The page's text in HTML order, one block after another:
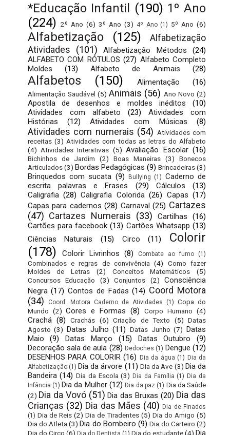
*Educação Infantil (190) 1º Ano
(224) 2º Ano (6) 3º Ano (3) 4º Ano (1) 5º Ano (6)
Alfabetização (125)
Alfabetização
Atividades
(101) Alfabetização Métodos
(24)
ALFABETO COM RÓTULOS (27) Alfabeto Completo
Moldes
(13) Alfabeto de Animais (28)
Alfabetos (150) Alimentação (16)
Alimentação Saudável (5) Animais (56) Ano Novo (2)
Apostila de desenhos e moldes inéditos
(10)
Atividades com alfabeto
(23)
Atividades com
Histórias
(12) Atividades com Músicas (8)
Atividades com numerais (54) Atividades com
receitas (3) Atividades com todas as letras do Alfabeto
(4) Atividades Interativas (5) Avaliação Escolar (16)
Bichinhos de Jardim (2) Boas Maneiras (3)
Bonecos
Articulados (3) Bordas Pedagógicas (9) Brincadeiras(3)
Brinquedos com sucata (9) Bullying (1) Caderno de
escrita palavras e Frases
(29) Cálculos
(13)
Caligrafia (28) Caligrafia Colorida (26) Capas (17)
Capas para cadernos (28) Carnaval (25) Cartazes
(47) Cartazes Numerais (33) Cartilhas
(16)
Cartões para facebook (13) Cartões Whatsapp (13)
Ciências Naturais
(15) Circo (11)
Colorir
(178)
Colorir Livrinhos (8) Combate ao fumo (1)
Combinados e regras de convivência (4)
Como fazer
Moldes de Letras
(2) Conceitos Matemáticos
(5)
Concursos Educação
(3) Conjuntos (2)
Consciência
Negra (17) Contos de Fadas (14) Coord Motora
(34)
Coord. Motora Caderno de Atividades (1) Copa do
Mundo (2) Cores e Formas (8) Corpo Humano (4)
Crachá (8) Crachás (6) Criação de Texto (5) Datas
Agosto (3) Datas Julho (11) Datas Junho (7) Datas
Maio
(9) Datas Março (15) Datas Outubro
(9)
Decoração sala de aula (28) Dedoches (1) Dengue (12)
DESENHOS PARA COLORIR (16) Dia da água (1) Dia da
Alfabetização (1) Dia da árvore (11) Dia da Ave (3) Dia da
Bandeira (14) Dia da Escola (3) Dia da Família (1) Dia da
Infância (1) Dia da Mulher (12) Dia da paz (1) Dia da Saúde
(2) Dia da Vovó (51) Dia das Bruxas (20) Dia das
Crianças (32) Dia das Mães (40) Dia de Finados
(1) Dia de Reis (2) Dia de Tiradentes (5) Dia do Amigo (5)
Dia do Atleta (3) Dia do Bombeiro (9) Dia do Carteiro (2)
Dia do Circo (6) Dia do Dentista (1) Dia do estudante(4) Dia